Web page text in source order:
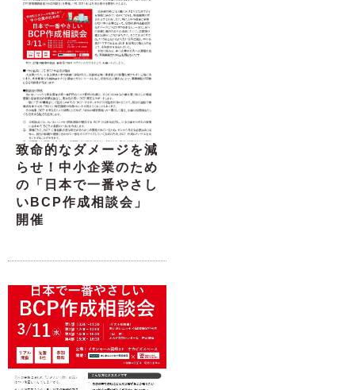
致命的なダメージを減
らせ！中小企業のため
の「日本で一番やさし
いBCP作成相談会」
開催